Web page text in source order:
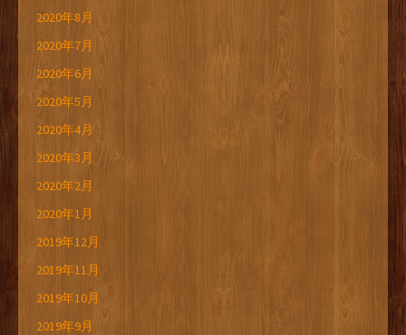
2020年8月
2020年7月
2020年6月
2020年5月
2020年4月
2020年3月
2020年2月
2020年1月
2019年12月
2019年11月
2019年10月
2019年9月